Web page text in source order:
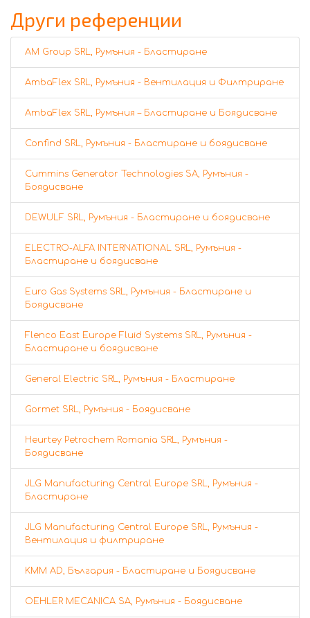
Други референции
AM Group SRL, Румъния - Бластиране
AmbaFlex SRL, Румъния - Вентилация и Филтриране
AmbaFlex SRL, Румъния – Бластиране и Боядисване
Confind SRL, Румъния - Бластиране и боядисване
Cummins Generator Technologies SA, Румъния -
Боядисване
DEWULF SRL, Румъния - Бластиране и боядисване
ELECTRO-ALFA INTERNATIONAL SRL, Румъния -
Бластиране и боядисване
Euro Gas Systems SRL, Румъния - Бластиране и
Боядисване
Flenco East Europe Fluid Systems SRL, Румъния -
Бластиране и боядисване
General Electric SRL, Румъния - Бластиране
Gormet SRL, Румъния - Боядисване
Heurtey Petrochem Romania SRL, Румъния -
Боядисване
JLG Manufacturing Central Europe SRL, Румъния -
Бластиране
JLG Manufacturing Central Europe SRL, Румъния -
Вентилация и филтриране
KMM AD, България - Бластиране и Боядисване
OEHLER MECANICA SA, Румъния - Боядисване